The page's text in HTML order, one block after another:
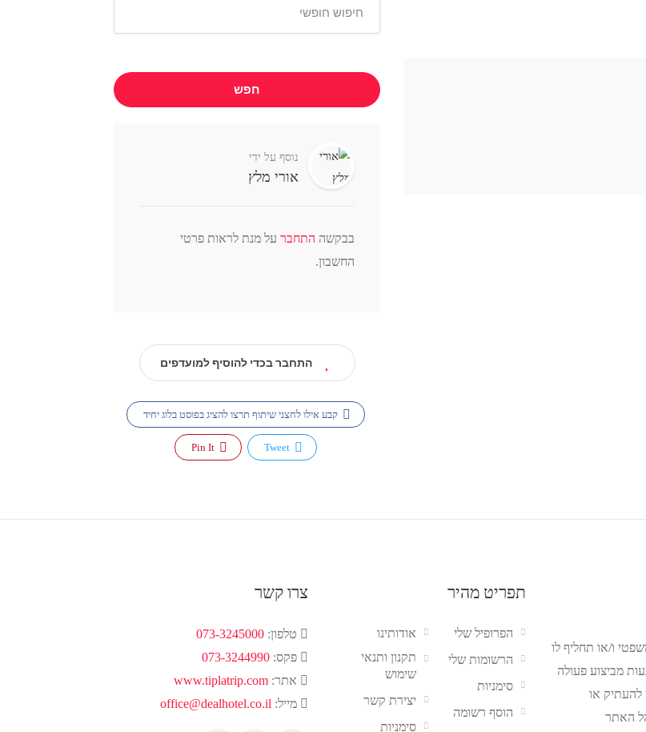
חפש
נוסף על ידי
אורי מלץ
בבקשה התחבר על מנת לראות פרטי
החשבון.
התחבר בכדי להוסיף למועדפים
קבע אילו לחצני שיתוף תרצו להציג בפוסט בלוג יחיד
ו/או תחליף לו
מביצוע פעולה
להעתיק או
האתר
תפריט מהיר
אודותינו
תקנון ותנאי
שימוש
יצירת קשר
סימניות
הפרופיל שלי
הרשומות שלי
סימניות
הוסף רשומה
צרו קשר
טלפון:073-3245000
פקס:073-3244990
אתר:www.tiplatrip.com
מייל: office@dealhotel.co.il